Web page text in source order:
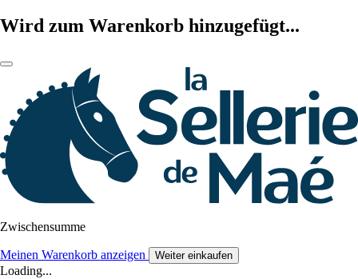
Wird zum Warenkorb hinzugefügt...
Zwischensumme
Meinen Warenkorb anzeigen Weiter einkaufen
Loading...